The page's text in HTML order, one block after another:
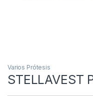
Varios Prótesis
STELLAVEST